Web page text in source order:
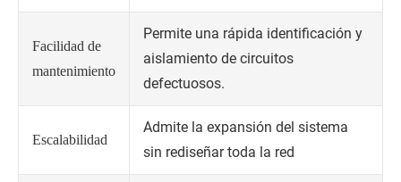
Facilidad de
mantenimiento
Permite una rápida identificación y
aislamiento de circuitos
defectuosos.
Escalabilidad
Admite la expansión del sistema
sin rediseñar toda la red